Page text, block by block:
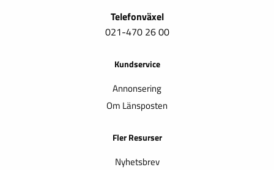
Telefonväxel
021-470 26 00
Kundservice
Annonsering
Om Länsposten
Fler Resurser
Nyhetsbrev